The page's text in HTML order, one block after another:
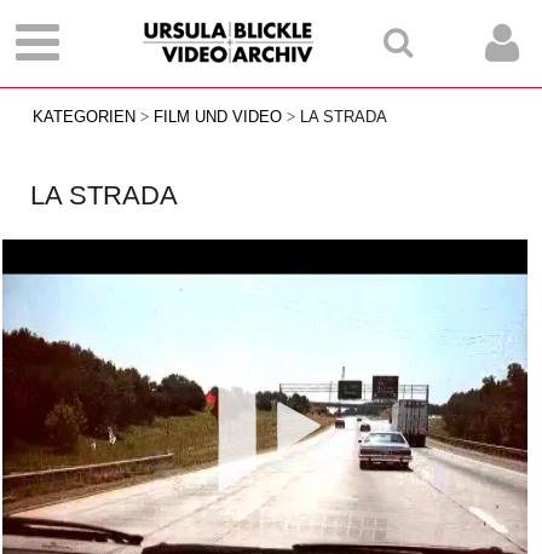
KATEGORIEN FILM UND VIDEO LA STRADA
LA STRADA